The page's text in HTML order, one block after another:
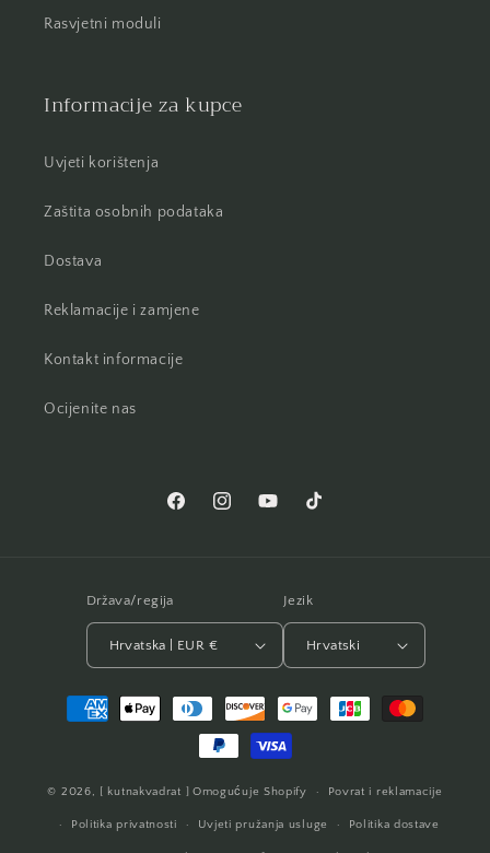
Rasvjetni moduli
Informacije za kupce
Uvjeti korištenja
Zaštita osobnih podataka
Dostava
Reklamacije i zamjene
Kontakt informacije
Ocijenite nas
FacebookInstagramYouTubeTikTok
Država/regija
Hrvatska | EUR €
Jezik
Hrvatski
Načini
plaćanja
© 2026, [ kutnakvadrat ] Omogućuje Shopify Povrat i reklamacije
Politika privatnosti Uvjeti pružanja usluge Politika dostave